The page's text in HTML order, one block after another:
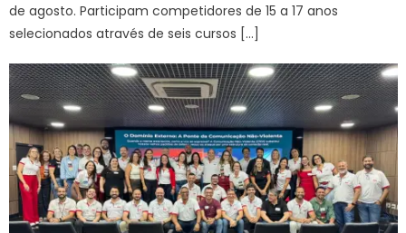
de agosto. Participam competidores de 15 a 17 anos
selecionados através de seis cursos […]